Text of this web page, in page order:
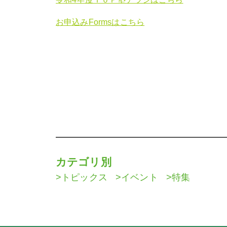
お申込みFormsはこちら
カテゴリ別
トピックス イベント 特集